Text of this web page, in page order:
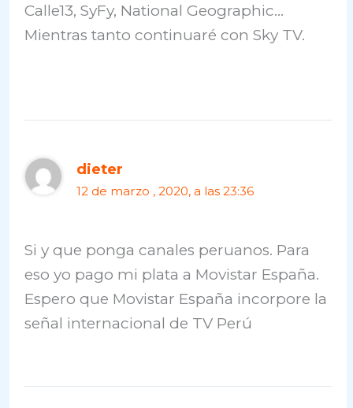
Calle13, SyFy, National Geographic…
Mientras tanto continuaré con Sky TV.
dieter
12 de marzo , 2020, a las 23:36
Si y que ponga canales peruanos. Para
eso yo pago mi plata a Movistar España.
Espero que Movistar España incorpore la
señal internacional de TV Perú